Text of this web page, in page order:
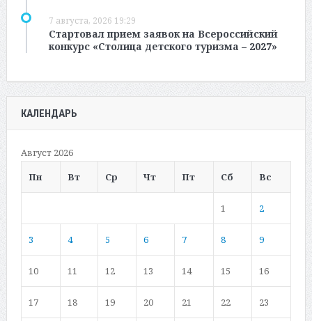
7 августа, 2026 19:29
Стартовал прием заявок на Всероссийский
конкурс «Столица детского туризма – 2027»
КАЛЕНДАРЬ
Август 2026
Пн
Вт Ср Чт Пт Сб Вс
1 2
3 4 5 6 7 8 9
10 11 12 13 14 15 16
17 18 19 20 21 22 23